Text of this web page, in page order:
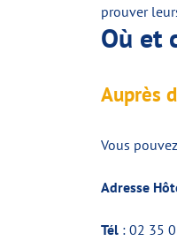
prouver
Où et
Auprès
Vous
Adresse
Tél : 02 35